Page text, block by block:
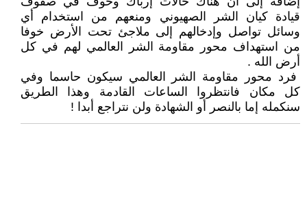
قيادة كيان الشر الصهيوني ومنعهم من استخدام أي
وسائل تواصل وإدخالهم إلى ملاجئ تحت الأرض خوفا
من استهداف محور مقاومة الشر العالمي لهم في كل
أرض الله .
فرد محور مقاومة الشر العالمي سيكون حاسما وفي
كل مكان فانتظروا الساعات القادمة وهذا الطريق
سنكمله إما بالنصر أو الشهادة ولن نتراجع أبدا !